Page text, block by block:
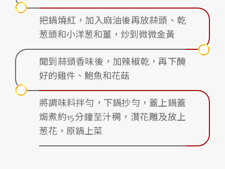
把鍋燒紅，加入麻油後再放蒜頭、乾
葱頭和小洋葱和薑，炒到微微金黃
聞到蒜頭香味後，加辣椒乾，再下醃
好的雞件、鮑魚和花菇
將調味料拌勻，下鍋抄勻，蓋上鍋蓋
焗煮約15分鐘至汁稠，灒花雕及放上
葱花，原鍋上菜